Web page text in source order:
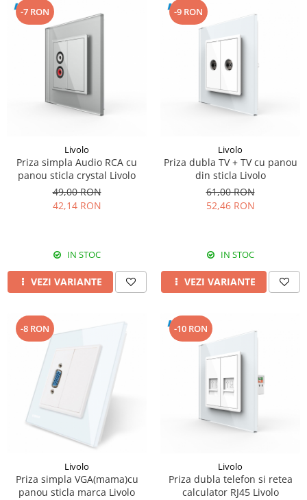
-7 RON
Livolo
Priza simpla Audio RCA cu
panou sticla crystal Livolo
49,00 RON
42,14 RON
IN STOC
VEZI VARIANTE
-9 RON
Livolo
Priza dubla TV + TV cu panou
din sticla Livolo
61,00 RON
52,46 RON
IN STOC
VEZI VARIANTE
-8 RON
Livolo
Priza simpla VGA(mama)cu
panou sticla marca Livolo
-10 RON
Livolo
Priza dubla telefon si retea
calculator RJ45 Livolo